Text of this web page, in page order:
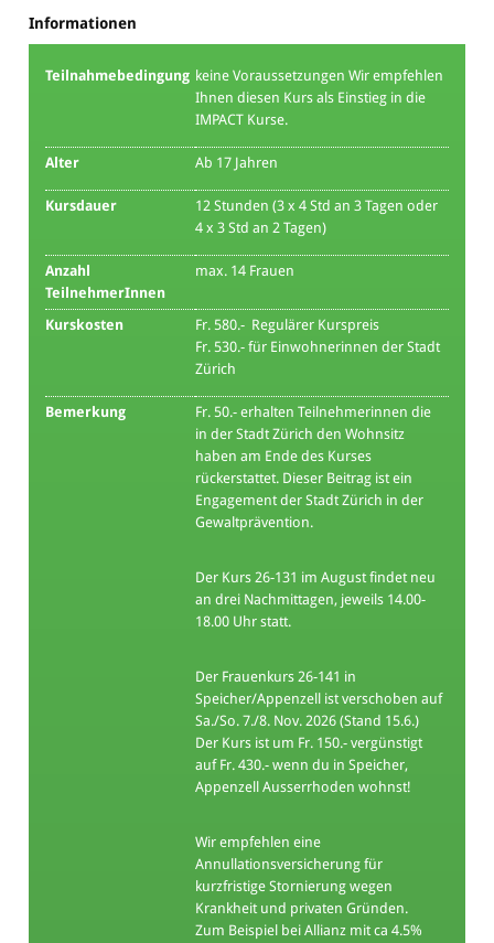
Informationen
Teilnahmebedingung keine Voraussetzungen Wir empfehlen
Ihnen diesen Kurs als Einstieg in die
IMPACT Kurse.
Alter Ab 17 Jahren
Kursdauer
12 Stunden (3 x 4 Std an 3 Tagen oder
4 x 3 Std an 2 Tagen)
Anzahl
TeilnehmerInnen
max. 14 Frauen
Kurskosten
Fr. 580.- Regulärer Kurspreis
Fr. 530.- für Einwohnerinnen der Stadt
Zürich
Bemerkung
Fr. 50.- erhalten Teilnehmerinnen die
in der Stadt Zürich den Wohnsitz
haben am Ende des Kurses
rückerstattet. Dieser Beitrag ist ein
Engagement der Stadt Zürich in der
Gewaltprävention.
Der Kurs 26-131 im August findet neu
an drei Nachmittagen, jeweils 14.00-
18.00 Uhr statt.
Der Frauenkurs 26-141 in
Speicher/Appenzell ist verschoben auf
Sa./So. 7./8. Nov. 2026 (Stand 15.6.)
Der Kurs ist um Fr. 150.- vergünstigt
auf Fr. 430.- wenn du in Speicher,
Appenzell Ausserrhoden wohnst!
Wir empfehlen eine
Annullationsversicherung für
kurzfristige Stornierung wegen
Krankheit und privaten Gründen.
Zum Beispiel bei Allianz mit ca 4.5%